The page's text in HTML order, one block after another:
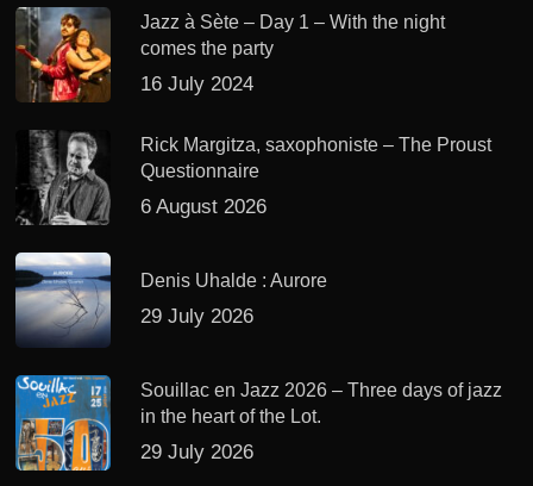
Jazz à Sète – Day 1 – With the night
comes the party
16 July 2024
Rick Margitza, saxophoniste – The Proust
Questionnaire
6 August 2026
Denis Uhalde : Aurore
29 July 2026
Souillac en Jazz 2026 – Three days of jazz
in the heart of the Lot.
29 July 2026